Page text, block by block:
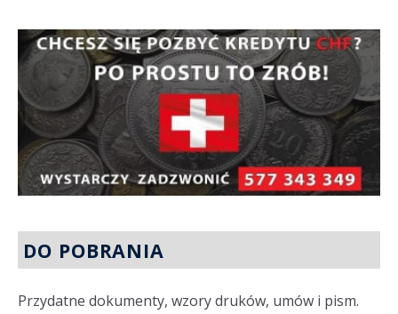
DO POBRANIA
Przydatne dokumenty, wzory druków, umów i pism.